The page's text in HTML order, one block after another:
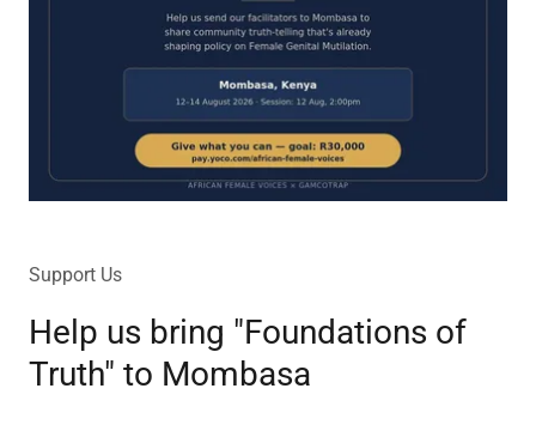
Support Us
Help us bring "Foundations of
Truth" to Mombasa